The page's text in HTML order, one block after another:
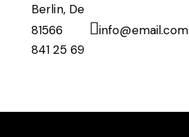
Berlin, De
81566
info@email.com
841 25 69